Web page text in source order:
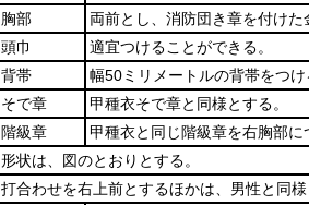
胸部
両前とし、消防団き章を付けた
頭巾
適宜つけることができる。
背帯
幅50ミリメートルの背帯をつけ
そで章
甲種衣そで章と同様とする。
階級章
甲種衣と同じ階級章を右胸部に
形状は、図のとおりとする。
打合わせを右上前とするほかは、男性と同様